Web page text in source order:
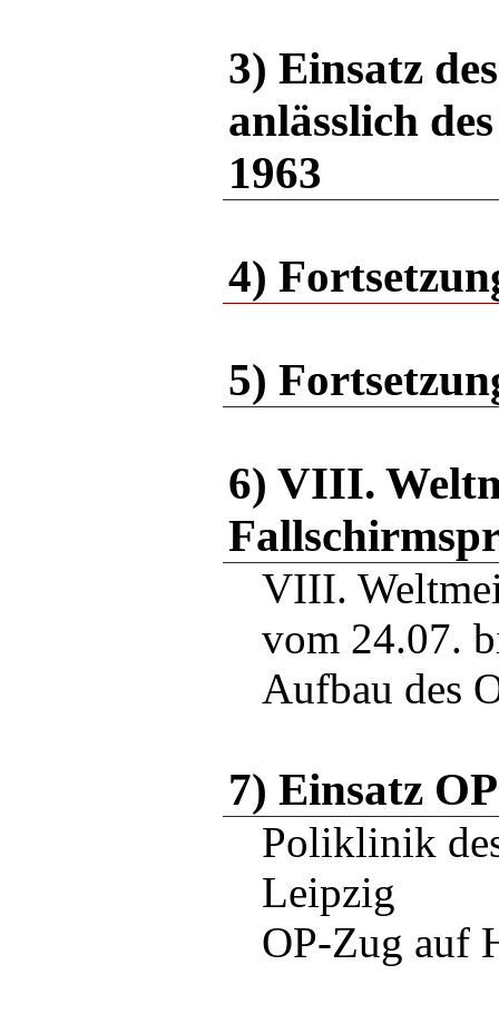
3) Einsatz
anlässlich
1963
4)
5)
6) VIII.
VIII.
vom 24.07.
Aufbau des
7) Einsatz
Poliklinik
Leipzig
OP-Zug auf